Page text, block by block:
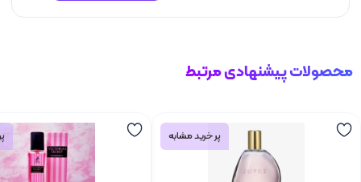
ماندگاری خاصی به رایحه می‌بخشند.
محصولات پیشنهادی مرتبط
پر خرید مشابه